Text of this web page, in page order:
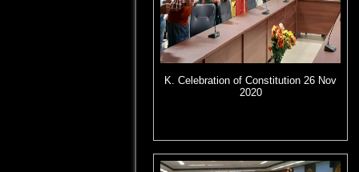
K. Celebration of Constitution 26 Nov
2020